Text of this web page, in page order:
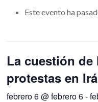
Este evento ha
La cuestión de
protestas en
febrero 6 @ febrero 6-